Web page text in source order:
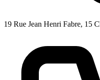
19 Rue Jean Henri Fabre, 15